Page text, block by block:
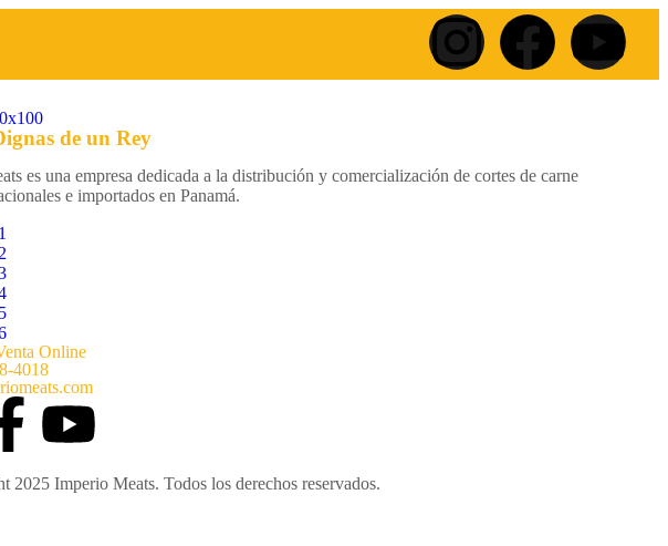
de un Rey
es una empresa dedicada a la distribución y comercialización de cortes de carne
e importados en Panamá.
Online
4018
2025 Imperio Meats. Todos los derechos reservados.